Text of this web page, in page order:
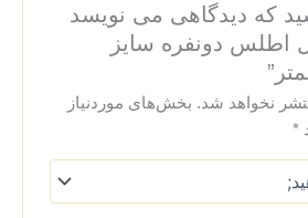
که دیدگاهی می نویسد
اطلس دونفره سایز
نخواهد شد. بخش‌های موردنیاز
*